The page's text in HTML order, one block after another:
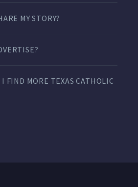
MY STORY?
FIND MORE TEXAS CATHOLIC